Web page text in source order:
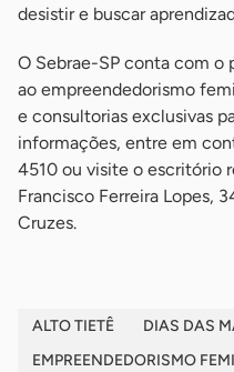
desistir e buscar
O Sebrae-SP conta com o
ao empreendedorismo
e consultorias exclusivas
informações, entre em
4510 ou visite o escritório
Francisco Ferreira Lopes,
Cruzes.
ALTO TIETÊ
DIAS DAS
EMPREENDEDORISMO